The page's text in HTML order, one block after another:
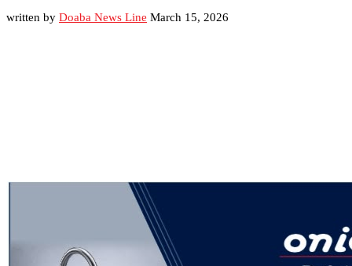
written by Doaba News Line March 15, 2026